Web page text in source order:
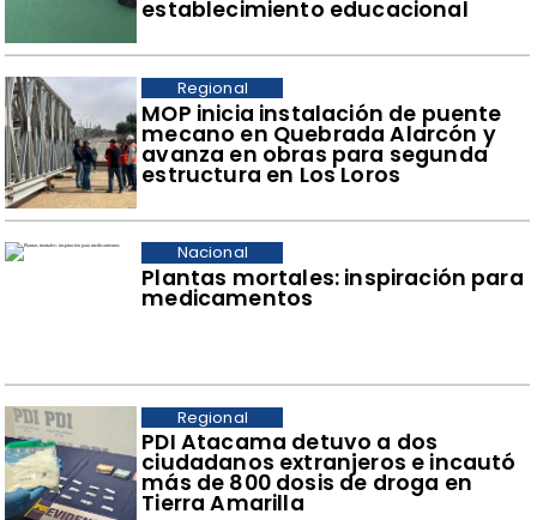
establecimiento educacional
​MOP inicia instalación de puente
mecano en Quebrada Alarcón y
avanza en obras para segunda
estructura en Los Loros
Regional
Plantas mortales: inspiración para
medicamentos
Nacional
​PDI Atacama detuvo a dos
ciudadanos extranjeros e incautó
más de 800 dosis de droga en
Tierra Amarilla
Regional